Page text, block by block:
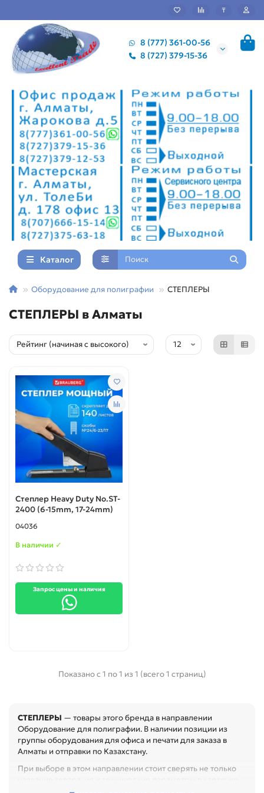
₸
8 (777) 361-00-56
8 (727) 379-15-36
Каталог
Оборудование для полиграфии СТЕПЛЕРЫ
СТЕПЛЕРЫ в Алматы
Степлер Heavy Duty No.ST-
2400 (6-15mm, 17-24mm)
04036
В наличии ✓
Запрос цены и наличия
Показано с 1 по 1 из 1 (всего 1 страниц)
СТЕПЛЕРЫ — товары этого бренда в направлении
Оборудование для полиграфии. В наличии позиции из
группы оборудования для офиса и печати для заказа в
Алматы и отправки по Казахстану.
При выборе в этом направлении стоит сверять не только